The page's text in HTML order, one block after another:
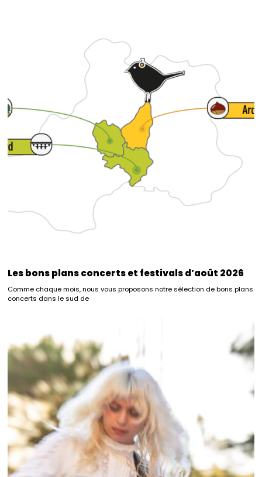
Les bons plans concerts et festivals d’août 2026
Comme chaque mois, nous vous proposons notre sélection de bons plans
concerts dans le sud de